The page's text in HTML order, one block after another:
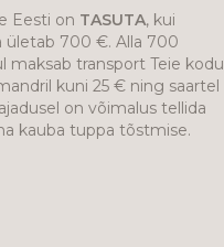
Eesti on TASUTA, kui
ületab 700 €. Alla 700
maksab transport Teie kodu
kuni 25 € ning saartel
on võimalus tellida
kauba tuppa tõstmise.